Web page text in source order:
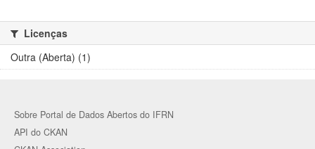
Licenças
Outra (Aberta) (1)
Sobre Portal de Dados Abertos do IFRN
API do CKAN